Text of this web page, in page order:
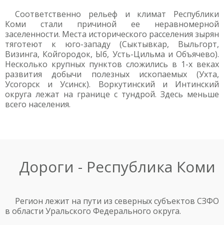
Соответственно рельеф и климат Республики
Коми стали причиной ее неравномерной
заселенности. Места исторического расселения зырян
тяготеют к юго-западу (Сыктывкар, Выльгорт,
Визинга, Койгородок, Ыб, Усть-Цильма и Объячево).
Несколько крупных пунктов сложились в 1-х веках
развития добычи полезных ископаемых (Ухта,
Усогорск и Усинск). Воркутинский и Интинский
округа лежат на границе с тундрой. Здесь меньше
всего населения.
Дороги - Республика Коми
Регион лежит на пути из северных субъектов СЗФО
в области Уральского Федерального округа.